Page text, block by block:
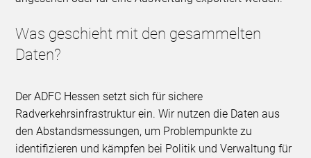
Was geschieht mit den gesammelten
Daten?
Der ADFC Hessen setzt sich für sichere
Radverkehrsinfrastruktur ein. Wir nutzen die Daten aus
den Abstandsmessungen, um Problempunkte zu
identifizieren und kämpfen bei Politik und Verwaltung für